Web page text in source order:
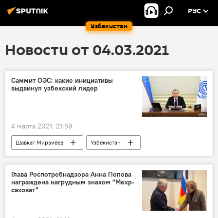
Узбекистан
РУС
Новости от 04.03.2021
Саммит ОЭС: какие инициативы
выдвинул узбекский лидер
4 марта 2021, 21:59
Шавкат Мирзиёев
Узбекистан
саммит
ОЭС
внешняя политика
Экономика
Политика
Глава Роспотребнадзора Анна Попова
награждена нагрудным знаком "Мехр-
саховат"